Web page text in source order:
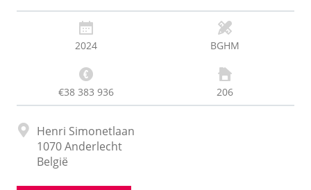
2024 BGHM
€38 383 936 206
AdresHenri Simonetlaan
1070Anderlecht
België